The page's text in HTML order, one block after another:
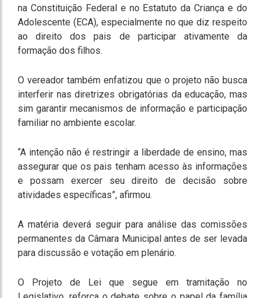
na Constituição Federal e no Estatuto da Criança e do
Adolescente (ECA), especialmente no que diz respeito
ao direito dos pais de participar ativamente da
formação dos filhos.
O vereador também enfatizou que o projeto não busca
interferir nas diretrizes obrigatórias da educação, mas
sim garantir mecanismos de informação e participação
familiar no ambiente escolar.
“A intenção não é restringir a liberdade de ensino, mas
assegurar que os pais tenham acesso às informações
e possam exercer seu direito de decisão sobre
atividades específicas”, afirmou.
A matéria deverá seguir para análise das comissões
permanentes da Câmara Municipal antes de ser levada
para discussão e votação em plenário.
O Projeto de Lei que segue em tramitação no